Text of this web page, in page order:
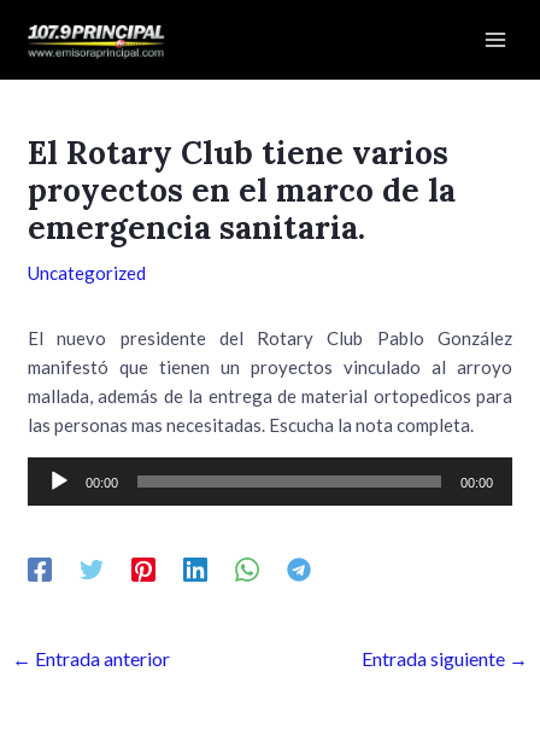
El Rotary Club tiene varios
proyectos en el marco de la
emergencia sanitaria.
Uncategorized
El nuevo presidente del Rotary Club Pablo González
manifestó que tienen un proyectos vinculado al arroyo
mallada, además de la entrega de material ortopedicos para
las personas mas necesitadas. Escucha la nota completa.
Reproductor
00:00 00:00
de
← Entrada anterior Entrada siguiente →